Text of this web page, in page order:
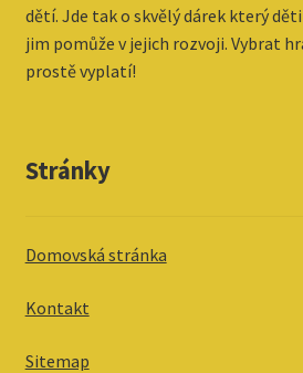
dětí. Jde tak o skvělý dárek který
jim pomůže v jejich rozvoji. Vybrat
prostě vyplatí!
Stránky
Domovská stránka
Kontakt
Sitemap